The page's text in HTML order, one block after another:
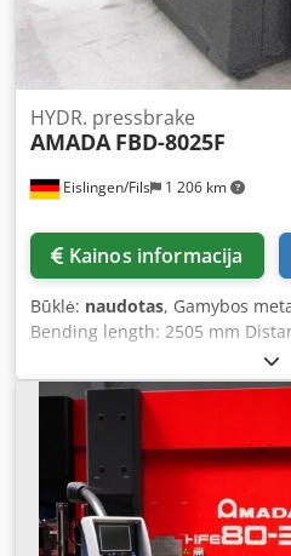
Eislingen/Fils 1 206 km
HYDR. pressbrake
AMADA FBD-8025F
Kainos informacija
Būklė: naudotas, Gamybos
Bending length: 2505 mm
mm Total power requirement:
approx.: 5.6 t Space
Djdpjcxxvgsfx Ap Hsck -
over 7 axes - Comprehensive
machine is available - Good